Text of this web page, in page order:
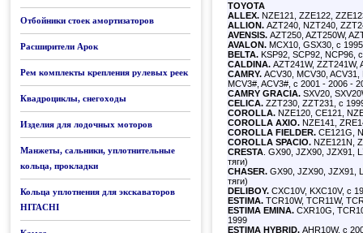
Отбойники стоек амортизаторов
Расширители Арок
Рем комплекты крепления рулевых реек
Квадроциклы, снегоходы
Изделия для лодочных моторов
Манжеты, сальники, уплотнительные
кольца, прокладки
Кольца уплотнения для экскаваторов
HITACHI
TOYOTA
ALLEX. NZE121, ZZE122,
ALLION. AZT240, NZT240,
AVENSIS. AZT250, AZT250W,
AVALON. MCX10, GSX30, с
BELTA. KSP92, SCP92, NCP96,
CALDINA. AZT241W, ZZT241W,
CAMRY. ACV30, MCV30, ACV31,
MCV3#, ACV3#, с 2001 - 2006 -
CAMRY GRACIA. SXV20,
CELICA. ZZT230, ZZT231, с
COROLLA. NZE120, CE121,
COROLLA AXIO. NZE141,
COROLLA FIELDER. CE121G,
COROLLA SPACIO. NZE121N,
CRESTA . GX90, JZX90, JZX91,
тяги)
CHASER. GX90, JZX90, JZX91,
тяги)
DELIBOY. CXC10V, KXC10V, с
ESTIMA. TCR10W, TCR11W,
ESTIMA EMINA. CXR10G,
1999
ESTIMA HYBRID. AHR10W, с